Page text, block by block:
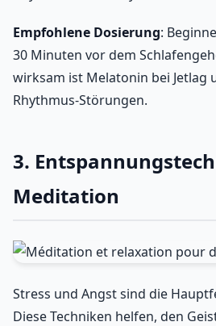
Empfohlene Dosierung:
30 Minuten vor dem
wirksam ist Melatonin bei Jetlag
Rhythmus-Störungen.
3.
Meditation
Stress und Angst sind die
Diese Techniken helfen, den